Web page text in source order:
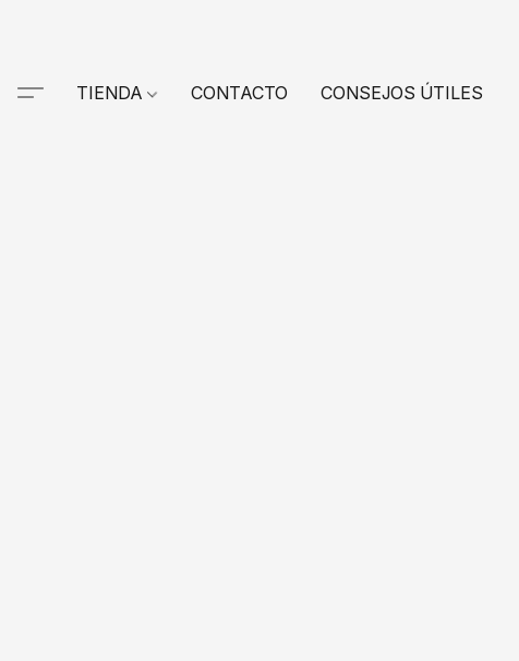
TIENDA CONTACTO CONSEJOS ÚTILES